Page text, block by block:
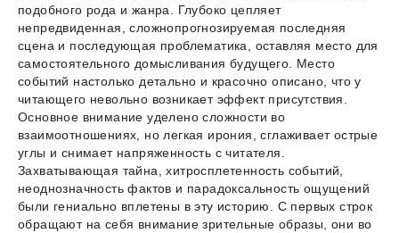
подобного рода и жанра. Глубоко цепляет
непредвиденная, сложнопрогнозируемая последняя
сцена и последующая проблематика, оставляя место для
самостоятельного домысливания будущего. Место
событий настолько детально и красочно описано, что у
читающего невольно возникает эффект присутствия.
Основное внимание уделено сложности во
взаимоотношениях, но легкая ирония, сглаживает острые
углы и снимает напряженность с читателя.
Захватывающая тайна, хитросплетенность событий,
неоднозначность фактов и парадоксальность ощущений
были гениально вплетены в эту историю. С первых строк
обращают на себя внимание зрительные образы, они во